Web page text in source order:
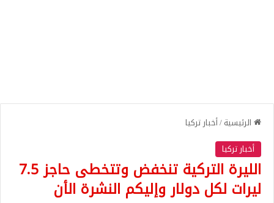
الرئيسية/أخبار تركيا
أخبار تركيا
الليرة التركية تنخفض وتتخطى حاجز 7.5
ليرات لكل دولار وإليكم النشرة الأن